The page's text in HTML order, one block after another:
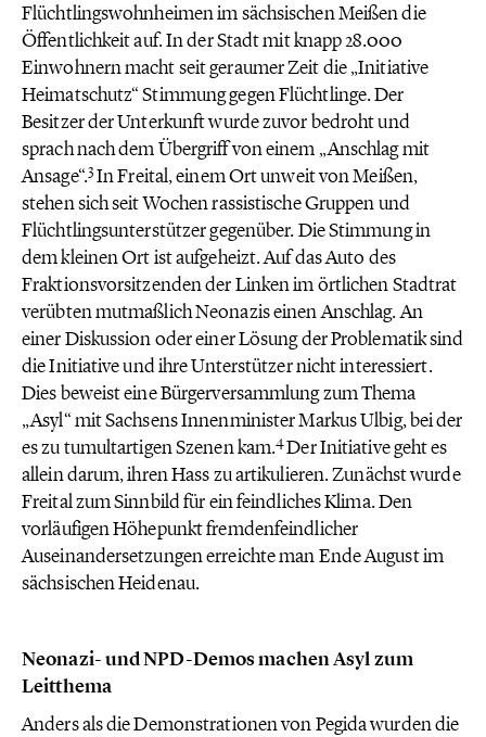
Flüchtlingswohnheimen im sächsischen Meißen die
Öffentlichkeit auf. In der Stadt mit knapp 28.000
Einwohnern macht seit geraumer Zeit die „Initiative
Heimatschutz“ Stimmung gegen Flüchtlinge. Der
Besitzer der Unterkunft wurde zuvor bedroht und
sprach nach dem Übergriff von einem „Anschlag mit
Ansage“.3In Freital, einem Ort unweit von Meißen,
stehen sich seit Wochen rassistische Gruppen und
Flüchtlingsunterstützer gegenüber. Die Stimmung in
dem kleinen Ort ist aufgeheizt. Auf das Auto des
Fraktionsvorsitzenden der Linken im örtlichen Stadtrat
verübten mutmaßlich Neonazis einen Anschlag. An
einer Diskussion oder einer Lösung der Problematik sind
die Initiative und ihre Unterstützer nicht interessiert.
Dies beweist eine Bürgerversammlung zum Thema
„Asyl“ mit Sachsens Innenminister Markus Ulbig, bei der
es zu tumultartigen Szenen kam.4Der Initiative geht es
allein darum, ihren Hass zu artikulieren. Zunächst wurde
Freital zum Sinnbild für ein feindliches Klima. Den
vorläufigen Höhepunkt fremdenfeindlicher
Auseinandersetzungen erreichte man Ende August im
sächsischen Heidenau.
Neonazi- und NPD-Demos machen Asyl zum
Leitthema
Anders als die Demonstrationen von Pegida wurden die